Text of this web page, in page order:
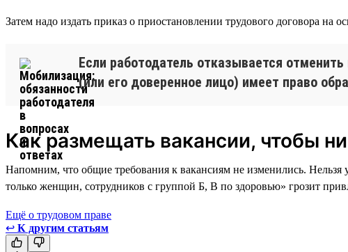
Затем надо издать приказ о приостановлении трудового договора
Если работодатель отказывается
(или его доверенное лицо) имеет право
Как размещать вакансии, чтобы
Напомним, что общие требования к вакансиям не изменились. Нельзя
только женщин, сотрудников с группой Б, В по здоровью» грозит
Ещё о трудовом праве
↩ К другим статьям